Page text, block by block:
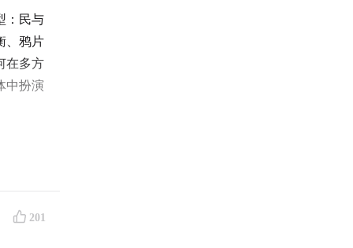
：民与
、鸦片
在多方
中扮演
北社
201